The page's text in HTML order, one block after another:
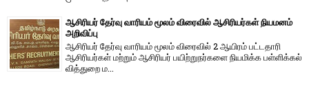
ஆசிரியர் தேர்வு வாரியம் மூலம் விரைவில் ஆசிரியர்கள் நியமனம்
அறிவிப்பு
ஆசிரியர் தேர்வு வாரி​யம் மூலம் விரை​வில் 2 ஆயிரம் பட்​ட​தாரி
ஆசிரியர்​கள் மற்​றும் ஆசிரியர் பயிற்றுநர்​களை நியமிக்க பள்​ளிக்​கல்​
வித்​துறை ம...